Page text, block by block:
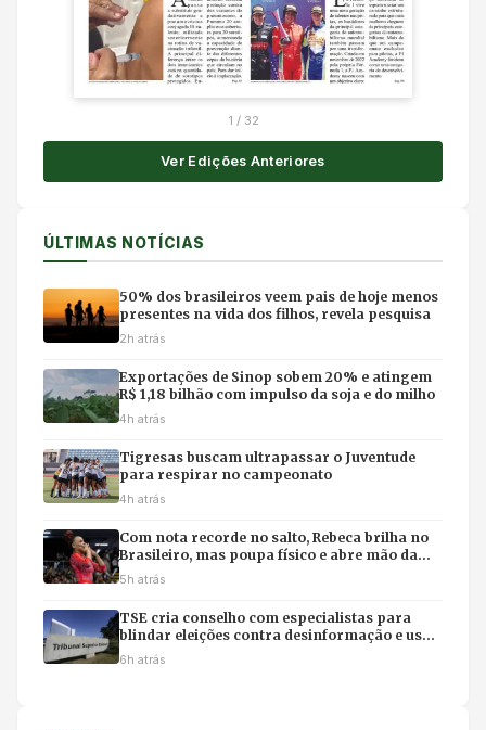
1 / 32
Ver Edições Anteriores
ÚLTIMAS NOTÍCIAS
50% dos brasileiros veem pais de hoje menos
presentes na vida dos filhos, revela pesquisa
2h atrás
Exportações de Sinop sobem 20% e atingem
R$ 1,18 bilhão com impulso da soja e do milho
4h atrás
Tigresas buscam ultrapassar o Juventude
para respirar no campeonato
4h atrás
Com nota recorde no salto, Rebeca brilha no
Brasileiro, mas poupa físico e abre mão da
final individual
5h atrás
TSE cria conselho com especialistas para
blindar eleições contra desinformação e uso
ilícito de IA
6h atrás